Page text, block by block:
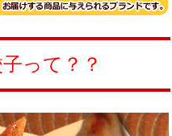
って？？